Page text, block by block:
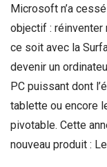
Microsoft n’a
objectif : réinventer
ce soit avec la
devenir un
PC puissant dont
tablette ou encore
pivotable. Cette
nouveau produit :